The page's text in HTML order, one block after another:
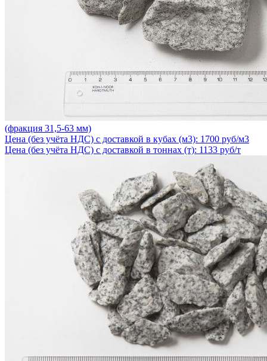
(фракция 31,5-63 мм)
Цена (без учёта НДС) с доставкой в кубах (м3): 1700 руб/м3
Цена (без учёта НДС) с доставкой в тоннах (т): 1133 руб/т